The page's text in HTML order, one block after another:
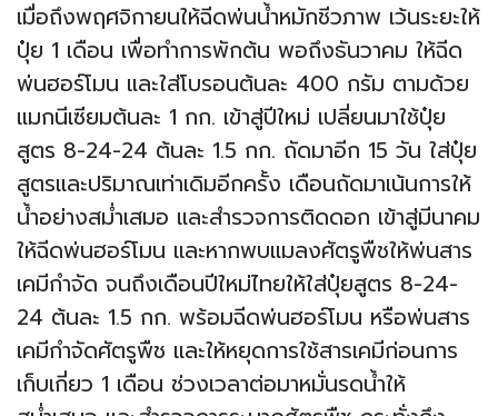
เมื่อถึงพฤศจิกายนให้ฉีดพ่นน้ำหมักชีวภาพ เว้นระยะให้
ปุ๋ย 1 เดือน เพื่อทำการพักต้น พอถึงธันวาคม ให้ฉีด
พ่นฮอร์โมน และใส่โบรอนต้นละ 400 กรัม ตามด้วย
แมกนีเซียมต้นละ 1 กก. เข้าสู่ปีใหม่ เปลี่ยนมาใช้ปุ๋ย
สูตร 8-24-24 ต้นละ 1.5 กก. ถัดมาอีก 15 วัน ใส่ปุ๋ย
สูตรและปริมาณเท่าเดิมอีกครั้ง เดือนถัดมาเน้นการให้
น้ำอย่างสม่ำเสมอ และสำรวจการติดดอก เข้าสู่มีนาคม
ให้ฉีดพ่นฮอร์โมน และหากพบแมลงศัตรูพืชให้พ่นสาร
เคมีกำจัด จนถึงเดือนปีใหม่ไทยให้ใส่ปุ๋ยสูตร 8-24-
24 ต้นละ 1.5 กก. พร้อมฉีดพ่นฮอร์โมน หรือพ่นสาร
เคมีกำจัดศัตรูพืช และให้หยุดการใช้สารเคมีก่อนการ
เก็บเกี่ยว 1 เดือน ช่วงเวลาต่อมาหมั่นรดน้ำให้